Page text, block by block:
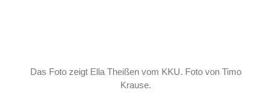
Das Foto zeigt Ella Theißen vom KKU. Foto von Timo
Krause.